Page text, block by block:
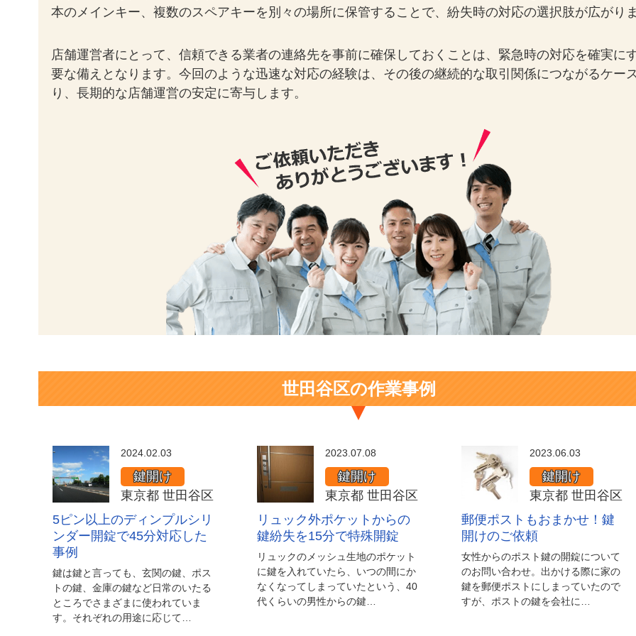
本のメインキー、複数のスペアキーを別々の場所に保管することで、紛失時の対応の選択肢が広がりま
店舗運営者にとって、信頼できる業者の連絡先を事前に確保しておくことは、緊急時の対応を確実に
要な備えとなります。今回のような迅速な対応の経験は、その後の継続的な取引関係につながるケー
り、長期的な店舗運営の安定に寄与します。
世田谷区の作業事例
2024.02.03
鍵開け
東京都 世田谷区
5ピン以上のディンプルシリ
ンダー開錠で45分対応した
事例
鍵は鍵と言っても、玄関の鍵、ポス
トの鍵、金庫の鍵など日常のいたる
ところでさまざまに使われていま
す。それぞれの用途に応じて…
2023.07.08
鍵開け
東京都 世田谷区
リュック外ポケットからの
鍵紛失を15分で特殊開錠
リュックのメッシュ生地のポケット
に鍵を入れていたら、いつの間にか
なくなってしまっていたという、40
代くらいの男性からの鍵…
2023.06.03
鍵開け
東京都 世田谷区
郵便ポストもおまかせ！鍵
開けのご依頼
女性からのポスト鍵の開錠について
のお問い合わせ。出かける際に家の
鍵を郵便ポストにしまっていたので
すが、ポストの鍵を会社に…